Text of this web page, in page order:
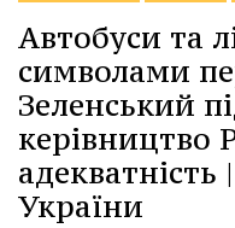
Автобуси та
символами
Зеленський
керівництво
України